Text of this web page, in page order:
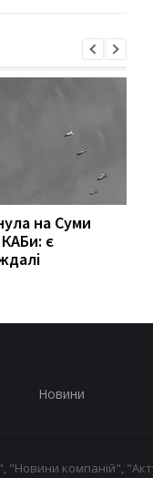
на Суми
є
Новини
компаній",